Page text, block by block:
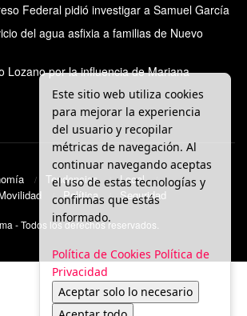
Federal pidió investigar a Samuel García
del agua asfixia a familias de Nuevo
Lozano por la influencia de Mariana
Tendencias
Local
Política Seguridad
- Todos los derechos reservados.
Este sitio web utiliza cookies
para mejorar la experiencia
del usuario y recopilar
métricas de navegación. Al
continuar navegando aceptas
el uso de estas tecnologías y
confirmas que estás
informado.
Política de Cookies Política de
Privacidad
Aceptar solo lo necesario